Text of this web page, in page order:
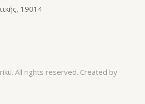
19014
All rights reserved. Created by